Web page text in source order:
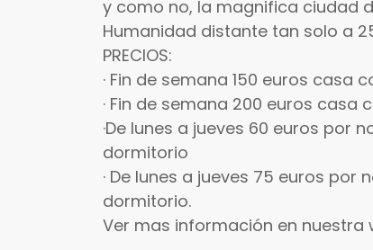
y como no, la magnifica ciudad
Humanidad distante tan solo a
PRECIOS:
· Fin de semana 150 euros casa
· Fin de semana 200 euros
·De lunes a jueves 60 euros por
dormitorio
· De lunes a jueves 75 euros
dormitorio.
Ver mas información en nuestra